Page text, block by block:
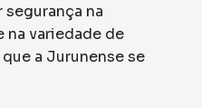
na
na variedade de
a Jurunense se